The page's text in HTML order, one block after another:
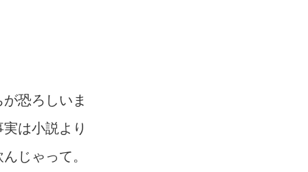
恐ろしいま
は小説より
じゃって。